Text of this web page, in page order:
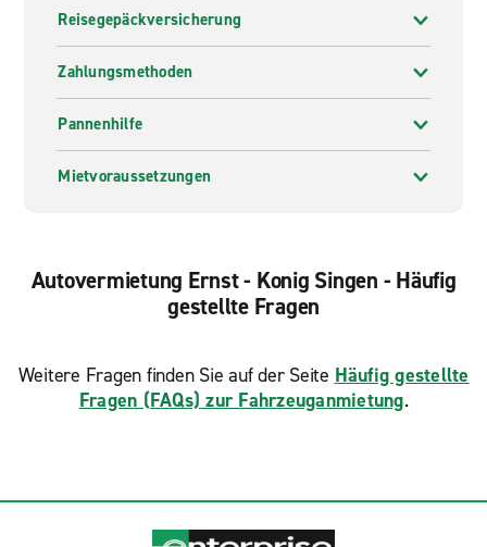
Reisegepäckversicherung
Zahlungsmethoden
Pannenhilfe
Mietvoraussetzungen
Autovermietung Ernst - Konig Singen - Häufig
gestellte Fragen
Weitere Fragen finden Sie auf der Seite Häufig gestellte
Fragen (FAQs) zur Fahrzeuganmietung.